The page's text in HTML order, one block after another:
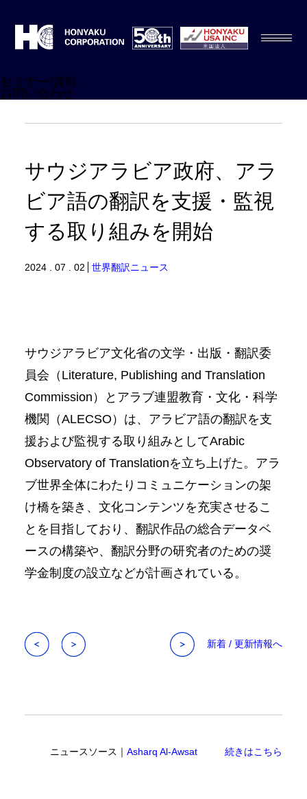
セミナー/資料
お問い合わせ
サウジアラビア政府、アラ
ビア語の翻訳を支援・監視
する取り組みを開始
2024 . 07 . 02 世界翻訳ニュース
サウジアラビア文化省の文学・出版・翻訳委
員会（Literature, Publishing and Translation
Commission）とアラブ連盟教育・文化・科学
機関（ALECSO）は、アラビア語の翻訳を支
援および監視する取り組みとしてArabic
Observatory of Translationを立ち上げた。アラ
ブ世界全体にわたりコミュニケーションの架
け橋を築き、文化コンテンツを充実させるこ
とを目指しており、翻訳作品の総合データベ
ースの構築や、翻訳分野の研究者のための奨
学金制度の設立などが計画されている。
新着 / 更新情報へ
ニュースソース｜Asharq Al-Awsat 続きはこちら